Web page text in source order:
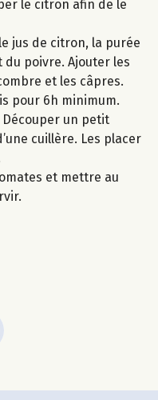
le citron afin de le
jus de citron, la purée
du poivre. Ajouter les
et les câpres.
pour 6h minimum.
un petit
cuillère. Les placer
et mettre au